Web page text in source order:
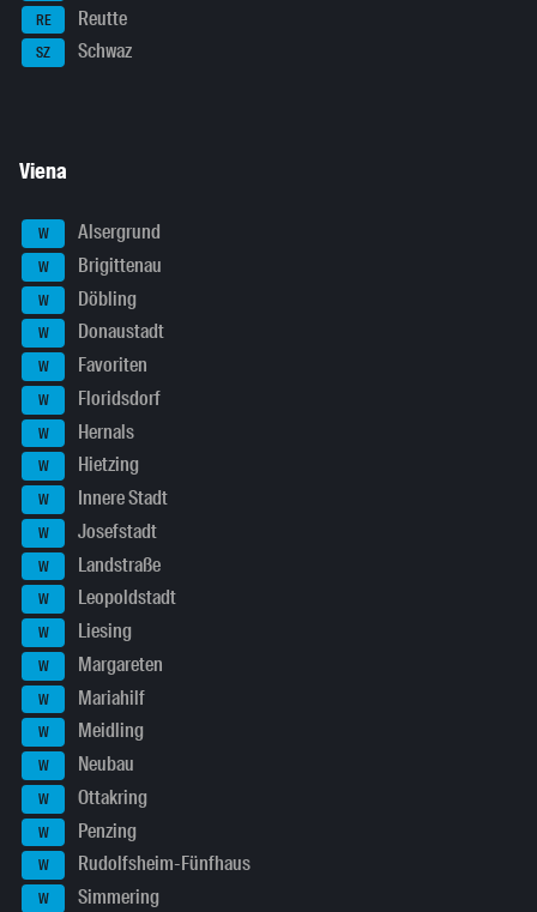
RE Reutte
SZ Schwaz
Viena
W Alsergrund
W Brigittenau
W Döbling
W Donaustadt
W Favoriten
W Floridsdorf
W Hernals
W Hietzing
W Innere Stadt
W Josefstadt
W Landstraße
W Leopoldstadt
W Liesing
W Margareten
W Mariahilf
W Meidling
W Neubau
W Ottakring
W Penzing
W Rudolfsheim-Fünfhaus
W Simmering